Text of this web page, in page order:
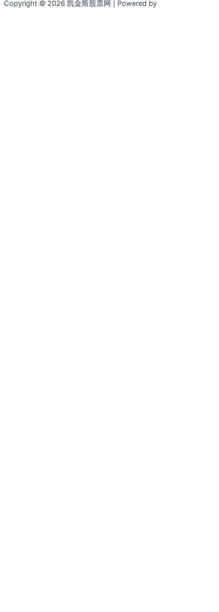
Copyright © 2026 凯金斯股票网 | Powered by